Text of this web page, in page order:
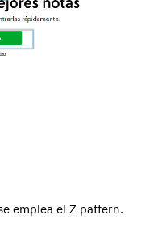
emplea el Z pattern.